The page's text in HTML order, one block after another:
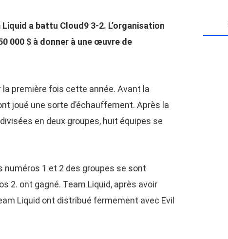
a battu Cloud9 3-2. L’organisation
000 $ à donner à une œuvre de
la première fois cette année. Avant la
joué une sorte d’échauffement. Après la
en deux groupes, huit équipes se
numéros 1 et 2 des groupes se sont
2. ont gagné. Team Liquid, après avoir
Liquid ont distribué fermement avec Evil